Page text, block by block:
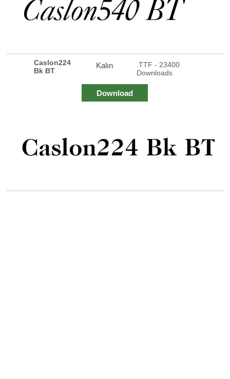
Caslon224
Bk BT
Kalın
.TTF - 23400
Downloads
Download